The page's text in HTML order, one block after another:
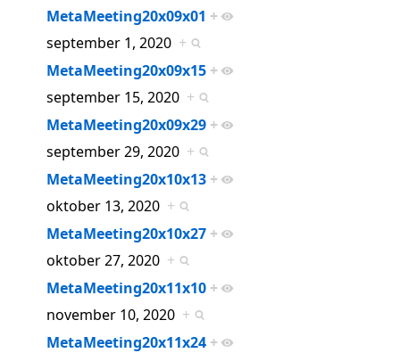
MetaMeeting20x09x01 +
september 1, 2020 +
MetaMeeting20x09x15 +
september 15, 2020 +
MetaMeeting20x09x29 +
september 29, 2020 +
MetaMeeting20x10x13 +
oktober 13, 2020 +
MetaMeeting20x10x27 +
oktober 27, 2020 +
MetaMeeting20x11x10 +
november 10, 2020 +
MetaMeeting20x11x24 +